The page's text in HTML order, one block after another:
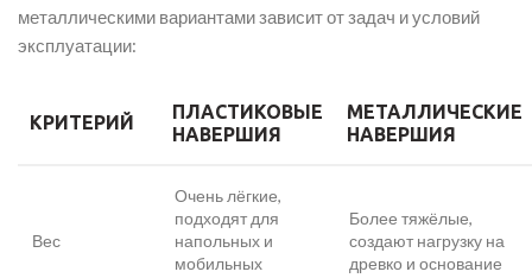
металлическими вариантами зависит от задач и условий
эксплуатации:
КРИТЕРИЙ
ПЛАСТИКОВЫЕ
НАВЕРШИЯ
МЕТАЛЛИЧЕСКИЕ
НАВЕРШИЯ
Вес
Очень лёгкие,
подходят для
напольных и
мобильных
Более тяжёлые,
создают нагрузку на
древко и основание